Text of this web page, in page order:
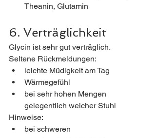
Theanin, Glutamin
6. Verträglichkeit
Glycin ist sehr gut verträglich.
Seltene Rückmeldungen:
leichte Müdigkeit am Tag
Wärmegefühl
bei sehr hohen Mengen
gelegentlich weicher Stuhl
Hinweise:
bei schweren